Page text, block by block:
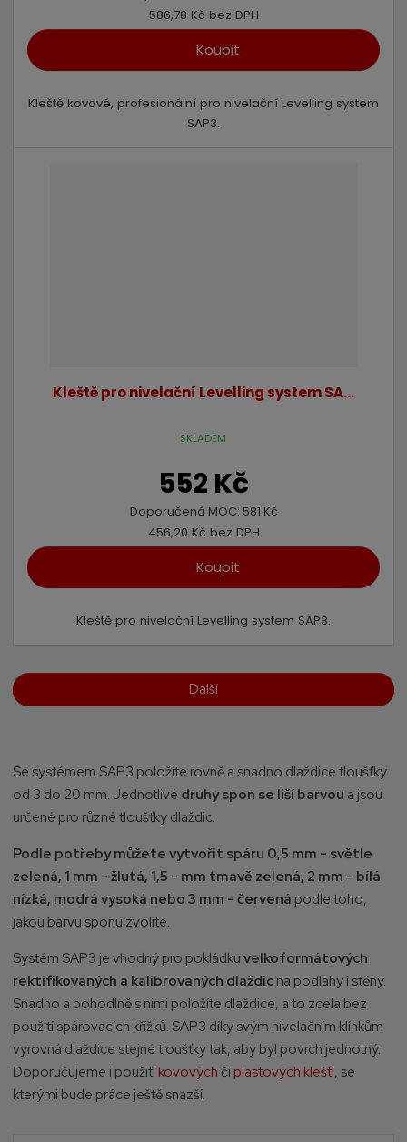
586,78 Kč bez DPH
Koupit
Kleště kovové, profesionální pro nivelační Levelling system
SAP3.
Kleště pro nivelační Levelling system SA...
552 Kč
Doporučená MOC: 581 Kč
456,20 Kč bez DPH
Koupit
SKLADEM
Kleště pro nivelační Levelling system SAP3.
Další
Se systémem SAP3 položíte rovně a snadno dlaždice tloušťky
od 3 do 20 mm. Jednotlivé druhy spon se liší barvou a jsou
určené pro různé tloušťky dlaždic.
Podle potřeby můžete vytvořit spáru 0,5 mm - světle
zelená, 1 mm - žlutá, 1,5 - mm tmavě zelená, 2 mm - bílá
nízká, modrá vysoká nebo 3 mm - červená podle toho,
jakou barvu sponu zvolíte.
Systém SAP3 je vhodný pro pokládkuvelkoformátových
rektifikovaných a kalibrovaných dlaždic na podlahy i stěny.
Snadno a pohodlně s nimi položíte dlaždice, a to zcela bez
použití spárovacích křížků. SAP3 díky svým nivelačním klínkům
vyrovná dlaždice stejné tloušťky tak, aby byl povrch jednotný.
Doporučujeme i použití kovových či plastových kleští, se
kterými bude práce ještě snazší.